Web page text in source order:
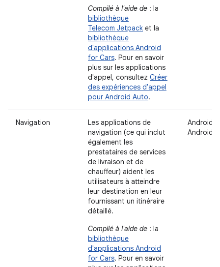
Compilé à l'aide de : la
bibliothèque
Telecom Jetpack et la
bibliothèque
d'applications Android
for Cars. Pour en savoir
plus sur les applications
d'appel, consultez Créer
des expériences d'appel
pour Android Auto.
Navigation
Les applications de
navigation (ce qui inclut
également les
prestataires de services
de livraison et de
chauffeur) aident les
utilisateurs à atteindre
leur destination en leur
fournissant un itinéraire
détaillé.
Compilé à l'aide de : la
bibliothèque
d'applications Android
for Cars. Pour en savoir
Android
Android